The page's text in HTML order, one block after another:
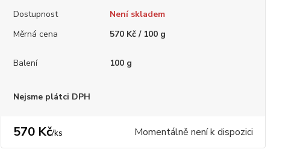
Dostupnost
Není skladem
Měrná cena
570 Kč / 100 g
Balení 100 g
Nejsme plátci DPH
570 Kč/ks Momentálně není k dispozici